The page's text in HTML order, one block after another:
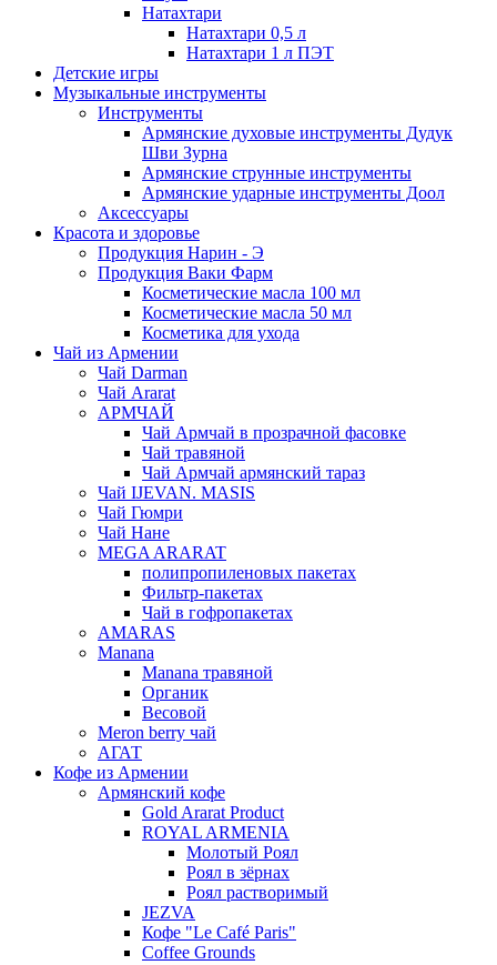
Натахтари
Натахтари 0,5 л
Натахтари 1 л ПЭТ
Детские игры
Музыкальные инструменты
Инструменты
Армянские духовые инструменты Дудук
Шви Зурна
Армянские струнные инструменты
Армянские ударные инструменты Доол
Аксессуары
Красота и здоровье
Продукция Нарин - Э
Продукция Ваки Фарм
Косметические масла 100 мл
Косметические масла 50 мл
Косметика для ухода
Чай из Армении
Чай Darman
Чай Ararat
АРМЧАЙ
Чай Армчай в прозрачной фасовке
Чай травяной
Чай Армчай армянский тараз
Чай IJEVAN. MASIS
Чай Гюмри
Чай Нане
MEGA ARARAT
полипропиленовых пакетах
Фильтр-пакетах
Чай в гофропакетах
AMARAS
Manana
Manana травяной
Органик
Весовой
Meron berry чай
АГАТ
Кофе из Армении
Армянский кофе
Gold Ararat Product
ROYAL ARMENIA
Молотый Роял
Роял в зёрнах
Роял растворимый
JEZVA
Кофе "Le Café Paris"
Coffee Grounds